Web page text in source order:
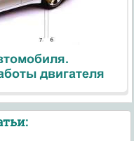
двигателя